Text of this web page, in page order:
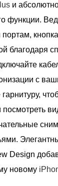
и
функции.
портам,
благодаря
с
Design
новому